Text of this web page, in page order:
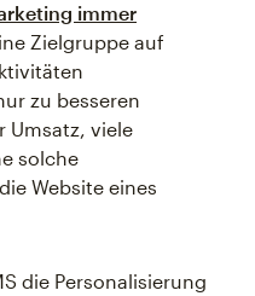
immer
Zielgruppe auf
zu besseren
Umsatz, viele
solche
Website eines
die Personalisierung